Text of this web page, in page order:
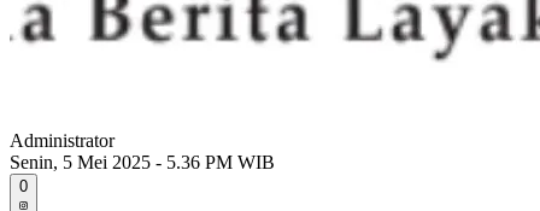
Administrator
Senin, 5 Mei 2025 - 5.36 PM WIB
0